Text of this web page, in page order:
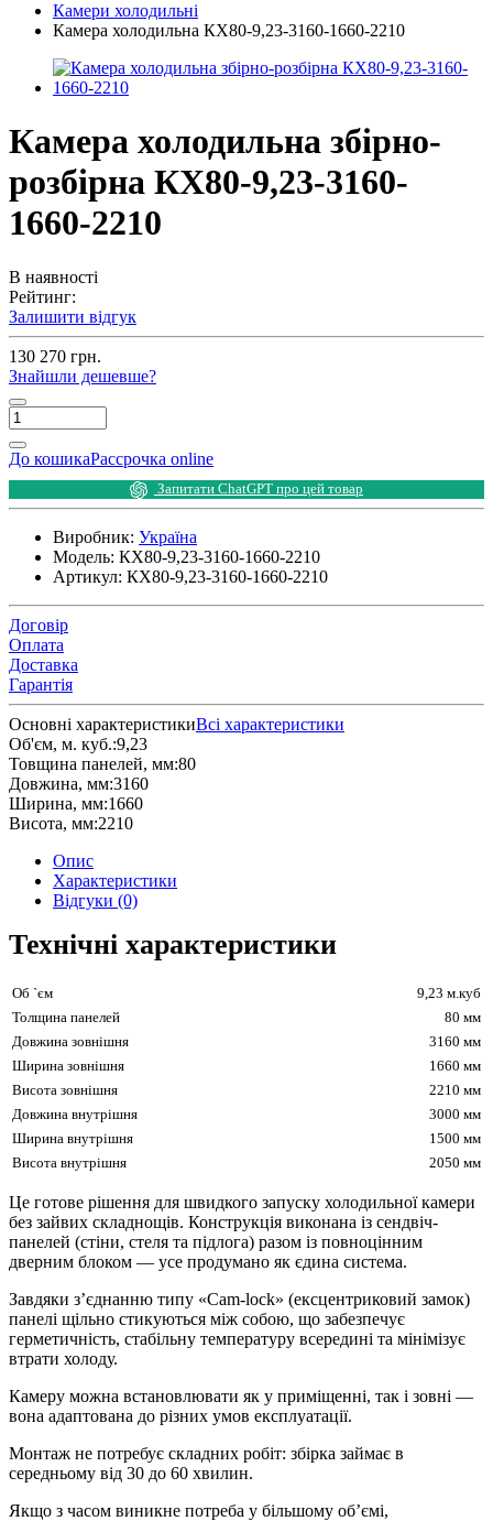
Камери холодильні
Камера холодильна КХ80-9,23-3160-1660-2210
Камера холодильна збірно-
розбірна КХ80-9,23-3160-
1660-2210
В наявності
Рейтинг:
Залишити відгук
130 270 грн.
Знайшли дешевше?
До кошикаРассрочка online
Запитати ChatGPT про цей товар
Виробник: Україна
Модель: КХ80-9,23-3160-1660-2210
Артикул: КХ80-9,23-3160-1660-2210
Договір
Оплата
Доставка
Гарантія
Основні характеристикиВсі характеристики
Об'єм, м. куб.:9,23
Товщина панелей, мм:80
Довжина, мм:3160
Ширина, мм:1660
Висота, мм:2210
Опис
Характеристики
Відгуки (0)
Технічні характеристики
Об `єм
9,23 м.куб
Толщина панелей
80 мм
Довжина зовнішня
3160 мм
Ширина зовнішня
1660 мм
Висота зовнішня
2210 мм
Довжина внутрішня
3000 мм
Ширина внутрішня
1500 мм
Висота внутрішня
2050 мм
Це готове рішення для швидкого запуску холодильної камери
без зайвих складнощів. Конструкція виконана із сендвіч-
панелей (стіни, стеля та підлога) разом із повноцінним
дверним блоком — усе продумано як єдина система.
Завдяки з’єднанню типу «Cam-lock» (ексцентриковий замок)
панелі щільно стикуються між собою, що забезпечує
герметичність, стабільну температуру всередині та мінімізує
втрати холоду.
Камеру можна встановлювати як у приміщенні, так і зовні —
вона адаптована до різних умов експлуатації.
Монтаж не потребує складних робіт: збірка займає в
середньому від 30 до 60 хвилин.
Якщо з часом виникне потреба у більшому об’ємі,